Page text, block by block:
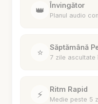
👑 Învingător
Planul audio
⭐ Săptămână
7 zile ascultate
⚡ Ritm Rapid
Medie peste 5